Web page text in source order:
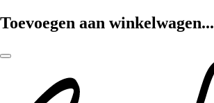
Toevoegen aan winkelwagen...